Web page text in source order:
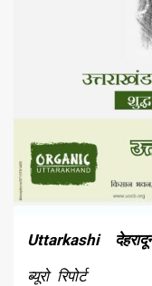
Uttarkashi
ब्यूरो रिपोर्ट